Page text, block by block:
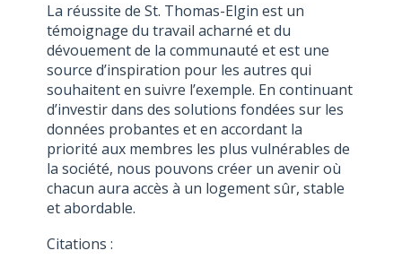
La réussite de St. Thomas-Elgin est un
témoignage du travail acharné et du
dévouement de la communauté et est une
source d’inspiration pour les autres qui
souhaitent en suivre l’exemple. En continuant
d’investir dans des solutions fondées sur les
données probantes et en accordant la
priorité aux membres les plus vulnérables de
la société, nous pouvons créer un avenir où
chacun aura accès à un logement sûr, stable
et abordable.
Citations :